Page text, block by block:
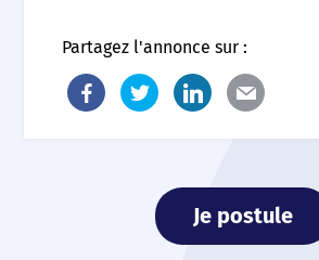
Partagez l'annonce sur :
Je postule